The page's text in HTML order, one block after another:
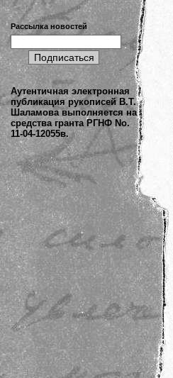
Рассылка новостей
Аутентичная электронная
публикация рукописей В.Т.
Шаламова выполняется на
средства гранта РГНФ No.
11-04-12055в.